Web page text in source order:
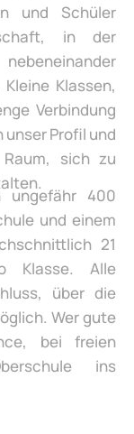
und Schüler
in der
Klassen,
Verbindung
Profil und
sich zu
ungefähr 400
und einem
21
Klasse. Alle
über die
Wer gute
bei freien
ins